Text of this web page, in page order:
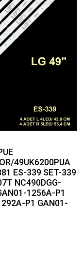
49UK6200PUA
ES-339 SET-339
NC490DGG-
1256A-P1
P1 GAN01-